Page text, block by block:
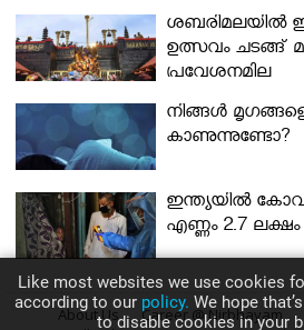
ഉത്സവം ചടങ്ങ്
പ്രവേശനമില്ല
നിങ്ങള്‍
കാണുന്നുണ്ടോ?
ഇന്ത്യയിൽ
എണ്ണം 2.7
About Us Career @ Nirbhayam
Like most websites we use cookies
according to our policy. We hope
to disable cookies in your